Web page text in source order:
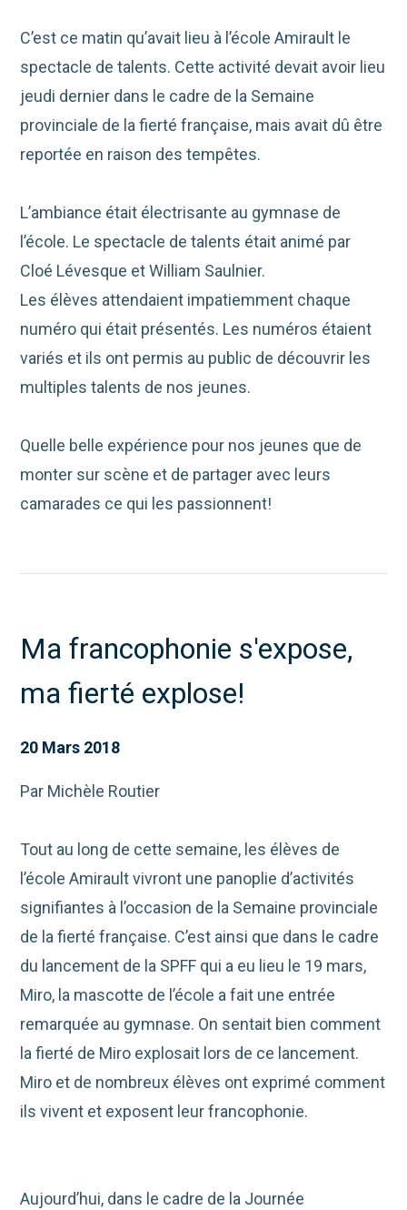
C’est ce matin qu’avait lieu à l’école Amirault le
spectacle de talents. Cette activité devait avoir lieu
jeudi dernier dans le cadre de la Semaine
provinciale de la fierté française, mais avait dû être
reportée en raison des tempêtes.
L’ambiance était électrisante au gymnase de
l’école. Le spectacle de talents était animé par
Cloé Lévesque et William Saulnier.
Les élèves attendaient impatiemment chaque
numéro qui était présentés. Les numéros étaient
variés et ils ont permis au public de découvrir les
multiples talents de nos jeunes.
Quelle belle expérience pour nos jeunes que de
monter sur scène et de partager avec leurs
camarades ce qui les passionnent!
Ma francophonie s'expose,
ma fierté explose!
20 Mars 2018
Par Michèle Routier
Tout au long de cette semaine, les élèves de
l’école Amirault vivront une panoplie d’activités
signifiantes à l’occasion de la Semaine provinciale
de la fierté française. C’est ainsi que dans le cadre
du lancement de la SPFF qui a eu lieu le 19 mars,
Miro, la mascotte de l’école a fait une entrée
remarquée au gymnase. On sentait bien comment
la fierté de Miro explosait lors de ce lancement.
Miro et de nombreux élèves ont exprimé comment
ils vivent et exposent leur francophonie.
Aujourd’hui, dans le cadre de la Journée